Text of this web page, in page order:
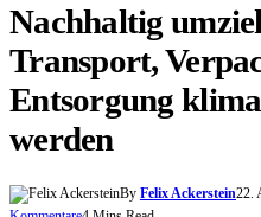
Nachhaltig
Transport,
Entsorgung
werden
By Felix Ackerstein22.